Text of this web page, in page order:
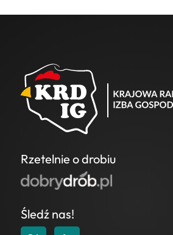
Rzetelnie o drobiu
Śledź nas!